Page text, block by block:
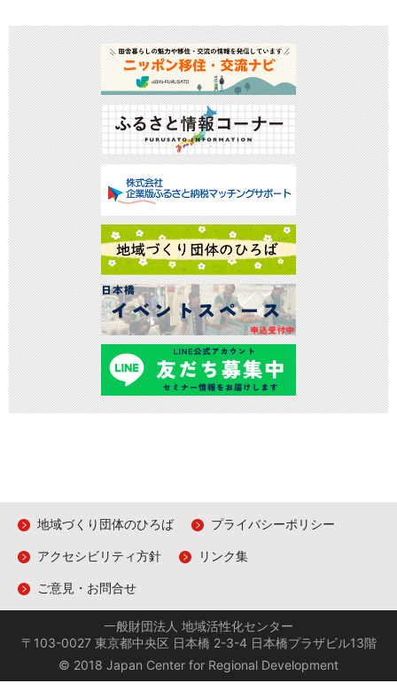
地域づくり団体のひろば プライバシーポリシー
アクセシビリティ方針 リンク集
ご意見・お問合せ
一般財団法人 地域活性化センター
〒103-0027 東京都中央区 日本橋 2-3-4 日本橋プラザビル13階
© 2018 Japan Center for Regional Development